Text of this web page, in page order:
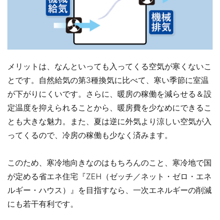
メリットは、なんといっても入ってくる空気が寒くないこ
とです。自然給気の第3種換気に比べて、寒い季節に室温
が下がりにくいです。さらに、暖房の稼働を減らせる＆設
定温度を抑えられることから、暖房費を少なめにできるこ
とも大きな魅力。また、夏は逆に外気より涼しい空気が入
ってくるので、冷房の稼働も少なく済みます。
このため、寒冷地向きなのはもちろんのこと、寒冷地で国
が定める省エネ住宅『ZEH（ゼッチ／ネット・ゼロ・エネ
ルギー・ハウス）』を目指すなら、一次エネルギーの削減
にも若干有利です。